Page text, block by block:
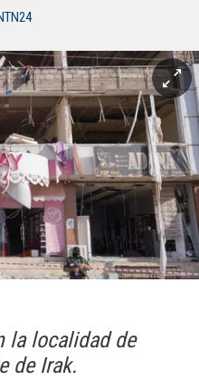
la localidad de
de Irak.